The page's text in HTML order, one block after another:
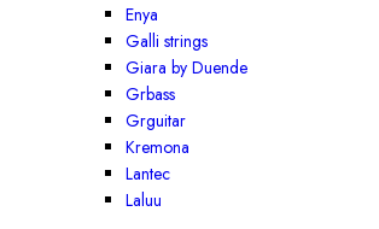
Enya
Galli strings
Giara by Duende
Grbass
Grguitar
Kremona
Lantec
Laluu